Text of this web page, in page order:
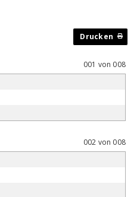
001 von 008
002 von 008